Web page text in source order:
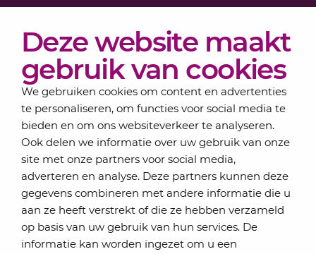
Deze website maakt
gebruik van cookies
We gebruiken cookies om content en advertenties
te personaliseren, om functies voor social media te
bieden en om ons websiteverkeer te analyseren.
Ook delen we informatie over uw gebruik van onze
site met onze partners voor social media,
adverteren en analyse. Deze partners kunnen deze
gegevens combineren met andere informatie die u
aan ze heeft verstrekt of die ze hebben verzameld
op basis van uw gebruik van hun services. De
informatie kan worden ingezet om u een
Actueel
Over Lansigt
Contact
Schrijf je in voor onze nieuwsbrief
Elke maand bundelen de adviseurs van Lansigt in
de eSigt het nieuws.
Jouw emailadres